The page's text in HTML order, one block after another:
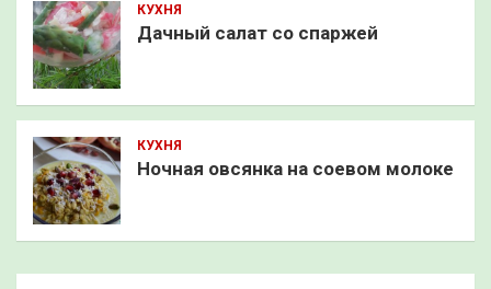
КУХНЯ
Дачный салат со спаржей
КУХНЯ
Ночная овсянка на соевом молоке